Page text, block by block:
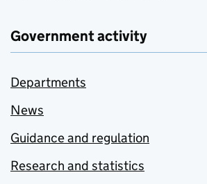
Government activity
Departments
News
Guidance and regulation
Research and statistics